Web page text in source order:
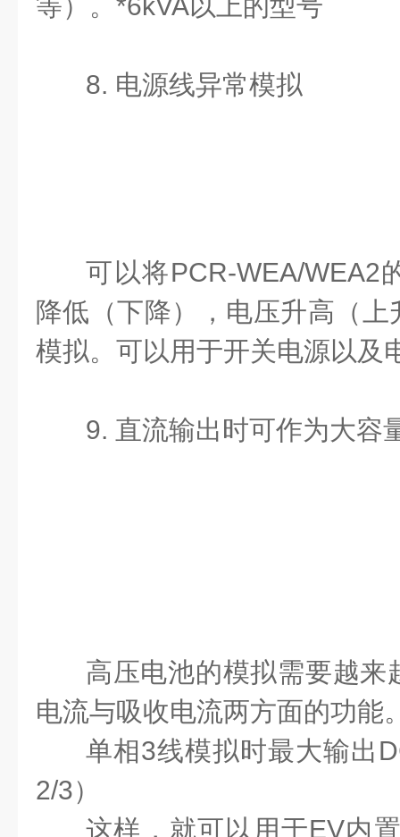
8. 电源线异常模拟
可以将PCR-WEA/WEA2
降低（下降），电压升高（
模拟。可以用于开关电源以及
9. 直流输出时可作为大容
高压电池的模拟需要越来
电流与吸收电流两方面的功能
单相3线模拟时最大输出
2/3）
这样，就可以用于EV内